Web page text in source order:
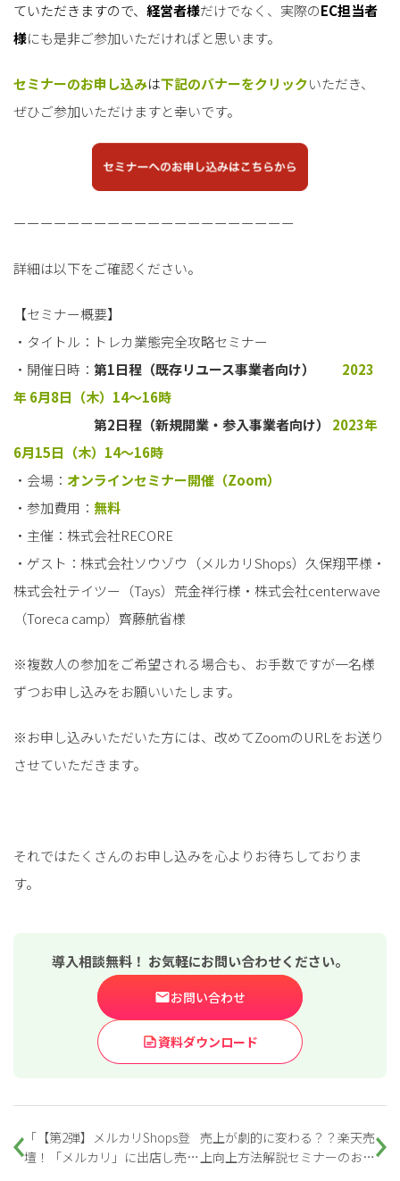
ていただきますので、 経営者様だけでなく、実際のEC担当者
様にも是非ご参加いただければと思います。
セミナーのお申し込みは下記のバナーをクリックいただき、
ぜひご参加いただけますと幸いです。
ーーーーーーーーーーーーーーーーーーーーー
詳細は以下をご確認ください。
【セミナー概要】
・タイトル：トレカ業態完全攻略セミナー
・開催日時： 第1日程（既存リユース事業者向け） 2023
年 6月8日（木）14〜16時
第2日程（新規開業・参入事業者向け） 2023年
6月15日（木）14〜16時
・会場： オンラインセミナー開催（Zoom）
・参加費用： 無料
・主催：株式会社RECORE
・ゲスト：株式会社ソウゾウ（メルカリShops）久保翔平様・
株式会社テイツー（Tays）荒金祥行様・株式会社centerwave
（Toreca camp）齊藤航省様
※複数人の参加をご希望される場合も、お手数ですが一名様
ずつお申し込みをお願いいたします。
※お申し込みいただいた方には、改めてZoomのURLをお送り
させていただきます。
それではたくさんのお申し込みを心よりお待ちしておりま
す。
導入相談無料！ お気軽にお問い合わせください。
お問い合わせ
資料ダウンロード
「【第2弾】メルカリShops登
壇！「メルカリ」に出店し売上
売上が劇的に変わる？？楽天売
上向上方法解説セミナーのお知